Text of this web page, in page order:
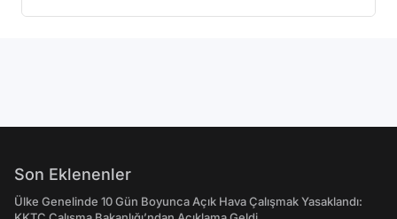
Son Eklenenler
Ülke Genelinde 10 Gün Boyunca Açık Hava Çalışmak Yasaklandı: